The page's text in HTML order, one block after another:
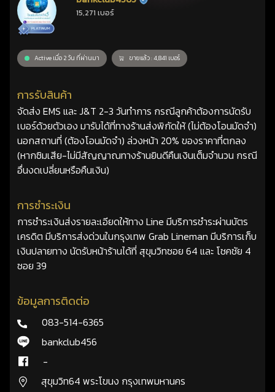
ร้านยืนยันแล้ว
15,271 เบอร์
Active เมื่อ 2 วัน ที่ผ่านมา ขายแล้ว : 4,841 เบอร์
การรับสินค้า
จัดส่ง EMS และ J&T 2-3 วันทำการ กรณีลูกค้าต้องการนัดรับ
เบอร์ด้วยตัวเอง มารับได้ที่ทางร้านส่งพิกัดให้ (ไม่ต้องโอนมัดจำ)
นอกสถานที่ (ต้องโอนมัดจำ) ล่วงหน้า 20% ของราคาที่ตกลง
(หากซิมเสีย-ไม่มีสัญญาณทางร้านยินดีคืนเงินเต็มจำนวน กรณี
อื่นงดเปลี่ยนหรือคืนเงิน)
การชำระเงิน
การชำระเงินส่งรายละเอียดให้ทาง Line มีบริการชำระผ่านบัตร
เครดิต มีบริการส่งด่วนในกรุงเทพ Grab Lineman มีบริการเก็บ
เงินปลายทาง นัดรับหน้าร้านได้ที่ สุขุมวิทซอย 64 และ โชคชัย 4
ซอย 39
ข้อมูลการติดต่อ
083-514-6365
bankclub456
-
สุขุมวิท64 พระโขนง กรุงเทพมหานคร